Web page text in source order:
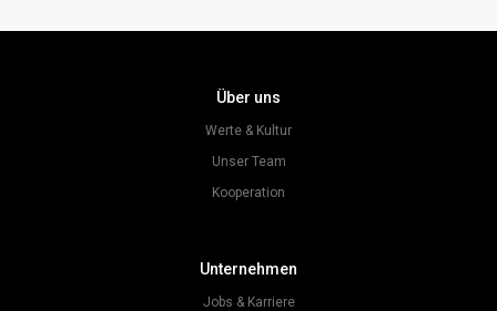
Über uns
Werte & Kultur
Unser Team
Kooperation
Unternehmen
Jobs & Karriere